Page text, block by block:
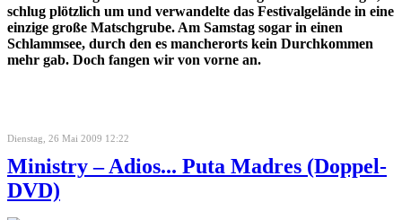
schlug plötzlich um und verwandelte das Festivalgelände in eine
einzige große Matschgrube. Am Samstag sogar in einen
Schlammsee, durch den es mancherorts kein Durchkommen
mehr gab. Doch fangen wir von vorne an.
Dienstag, 26 Mai 2009 12:22
Ministry – Adios... Puta Madres (Doppel-
DVD)